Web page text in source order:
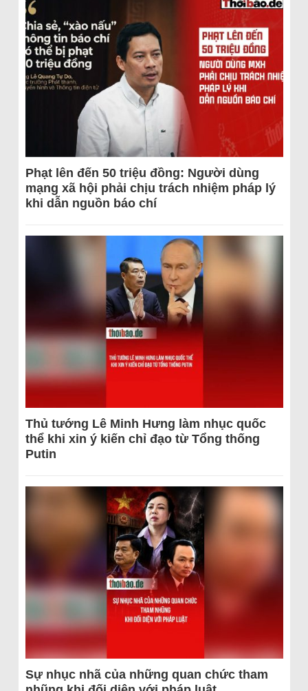
Phạt lên đến 50 triệu đồng: Người dùng
mạng xã hội phải chịu trách nhiệm pháp lý
khi dẫn nguồn báo chí
Thủ tướng Lê Minh Hưng làm nhục quốc
thể khi xin ý kiến chỉ đạo từ Tổng thống
Putin
Sự nhục nhã của những quan chức tham